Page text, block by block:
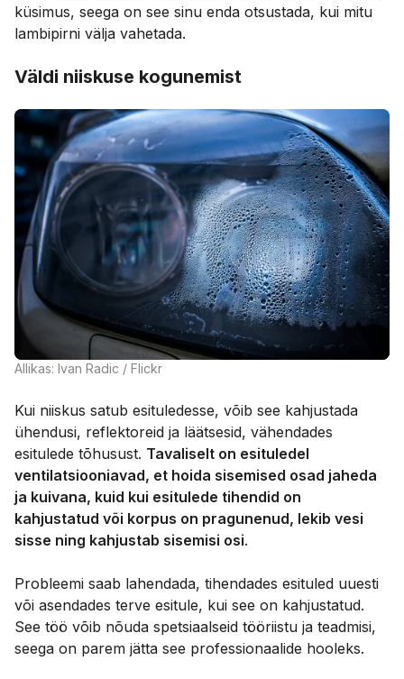
küsimus, seega on see sinu enda otsustada, kui mitu
lambipirni välja vahetada.
Väldi niiskuse kogunemist
Allikas: Ivan Radic / Flickr
Kui niiskus satub esituledesse, võib see kahjustada
ühendusi, reflektoreid ja läätsesid, vähendades
esitulede tõhusust. Tavaliselt on esituledel
ventilatsiooniavad, et hoida sisemised osad jaheda
ja kuivana, kuid kui esitulede tihendid on
kahjustatud või korpus on pragunenud, lekib vesi
sisse ning kahjustab sisemisi osi.
Probleemi saab lahendada, tihendades esituled uuesti
või asendades terve esitule, kui see on kahjustatud.
See töö võib nõuda spetsiaalseid tööriistu ja teadmisi,
seega on parem jätta see professionaalide hooleks.